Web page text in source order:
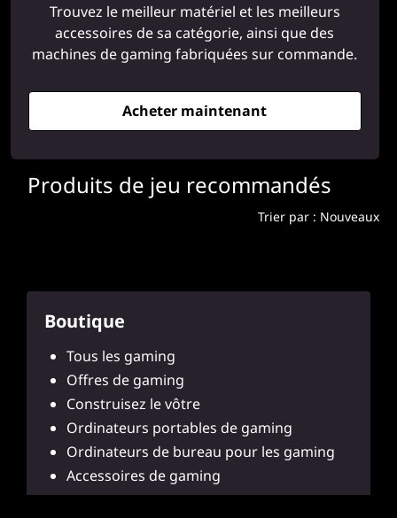
Trouvez le meilleur matériel et les meilleurs
accessoires de sa catégorie, ainsi que des
machines de gaming fabriquées sur commande.
Acheter maintenant
Produits de jeu recommandés
Trier par : Nouveaux
Boutique
Tous les gaming
Offres de gaming
Construisez le vôtre
Ordinateurs portables de gaming
Ordinateurs de bureau pour les gaming
Accessoires de gaming